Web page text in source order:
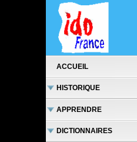
ACCUEIL
HISTORIQUE
APPRENDRE
DICTIONNAIRES